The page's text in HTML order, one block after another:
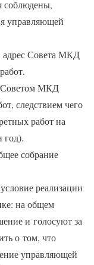
соблюдены,
управляющей
адрес Совета МКД
Советом МКД
следствием чего
работ на
год).
собрание
реализации
на общем
и голосуют за
о том, что
управляющей